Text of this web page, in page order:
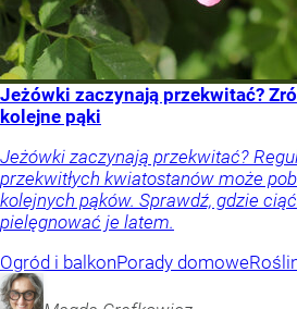
Jeżówki zaczynają przekwitać?
kolejne pąki
Jeżówki zaczynają przekwitać?
przekwitłych kwiatostanów może
kolejnych pąków. Sprawdź, gdzie
pielęgnować je latem.
Ogród i balkonPorady domowe